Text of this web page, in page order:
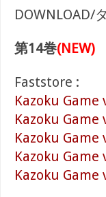
DOWNLOAD/
第14巻(NEW)
Faststore :
Kazoku Game
Kazoku Game
Kazoku Game
Kazoku Game
Kazoku Game